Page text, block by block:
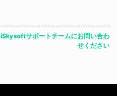
iSkysoftサポートチームにお問い合わ
せください